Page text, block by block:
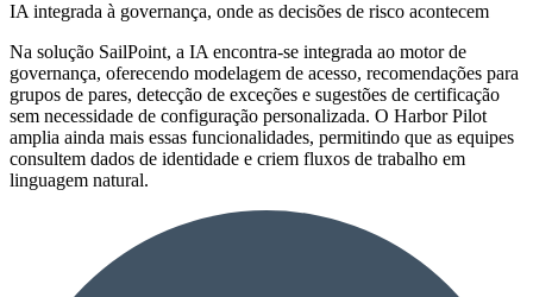
IA integrada à governança, onde as decisões de risco acontecem
Na solução SailPoint, a IA encontra-se integrada ao motor de
governança, oferecendo modelagem de acesso, recomendações para
grupos de pares, detecção de exceções e sugestões de certificação
sem necessidade de configuração personalizada. O Harbor Pilot
amplia ainda mais essas funcionalidades, permitindo que as equipes
consultem dados de identidade e criem fluxos de trabalho em
linguagem natural.